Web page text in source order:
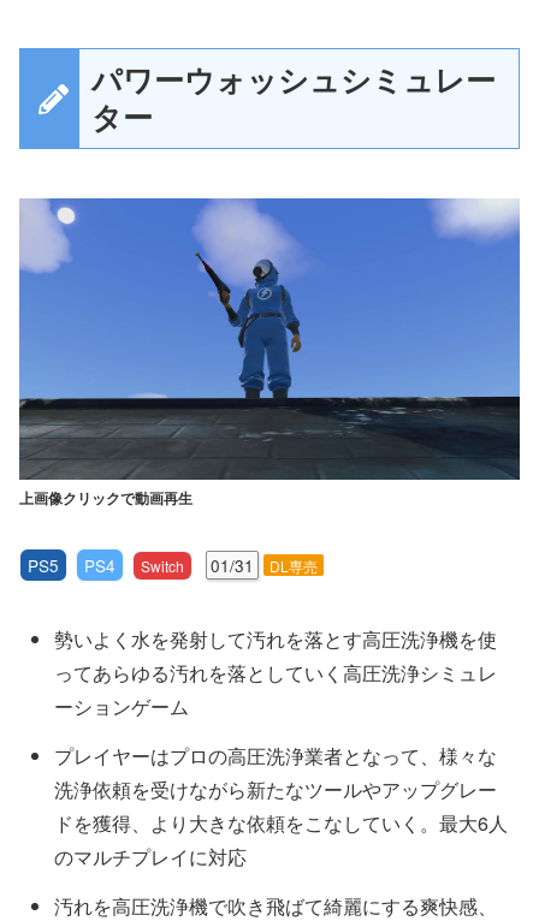
パワーウォッシュシミュレー
ター
上画像クリックで動画再生
PS5 PS4 Switch 01/31 DL専売
勢いよく水を発射して汚れを落とす高圧洗浄機を使
ってあらゆる汚れを落としていく高圧洗浄シミュレ
ーションゲーム
プレイヤーはプロの高圧洗浄業者となって、様々な
洗浄依頼を受けながら新たなツールやアップグレー
ドを獲得、より大きな依頼をこなしていく。最大6人
のマルチプレイに対応
汚れを高圧洗浄機で吹き飛ばて綺麗にする爽快感、